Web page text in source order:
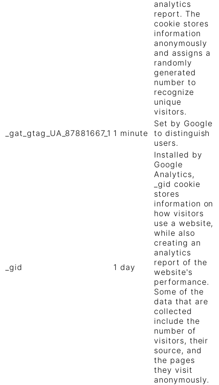
analytics
report. The
cookie stores
information
anonymously
and assigns a
randomly
generated
number to
recognize
unique
visitors.
_gat_gtag_UA_87881667_1 1 minute
Set by Google
to distinguish
users.
_gid 1 day
Installed by
Google
Analytics,
_gid cookie
stores
information on
how visitors
use a website,
while also
creating an
analytics
report of the
website's
performance.
Some of the
data that are
collected
include the
number of
visitors, their
source, and
the pages
they visit
anonymously.